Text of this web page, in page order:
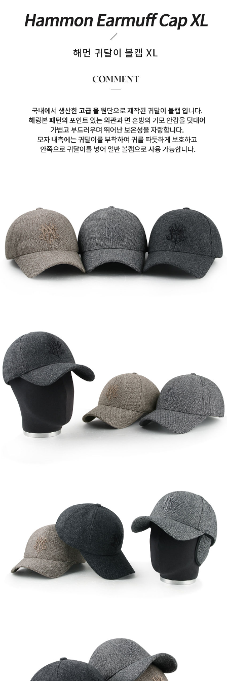
이코 라이프 하